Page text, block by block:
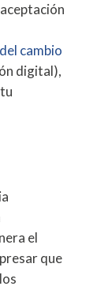
cambio
digital),
el
que